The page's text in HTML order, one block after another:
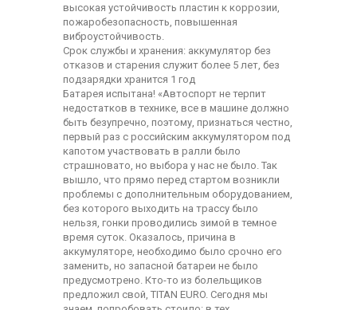
высокая устойчивость пластин к коррозии,
пожаробезопасность, повышенная
виброустойчивость.
Срок службы и хранения: аккумулятор без
отказов и старения служит более 5 лет, без
подзарядки хранится 1 год
Батарея испытана! «Автоспорт не терпит
недостатков в технике, все в машине должно
быть безупречно, поэтому, признаться честно,
первый раз с российским аккумулятором под
капотом участвовать в ралли было
страшновато, но выбора у нас не было. Так
вышло, что прямо перед стартом возникли
проблемы с дополнительным оборудованием,
без которого выходить на трассу было
нельзя, гонки проводились зимой в темное
время суток. Оказалось, причина в
аккумуляторе, необходимо было срочно его
заменить, но запасной батареи не было
предусмотрено. Кто-то из болельщиков
предложил свой, TITAN EURO. Сегодня мы